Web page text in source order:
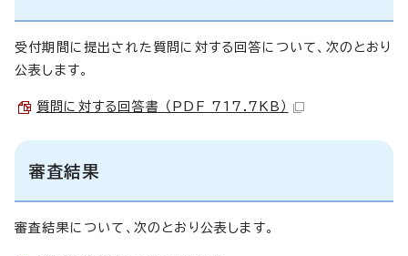
受付期間に提出された質問に対する回答について、次のとおり
公表します。
質問に対する回答書 （PDF 717.7KB）
審査結果
審査結果について、次のとおり公表します。